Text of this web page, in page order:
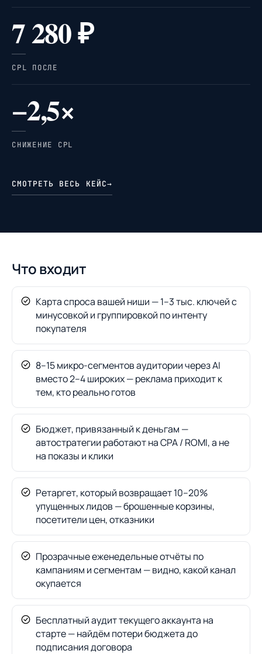
7 280 ₽
CPL ПОСЛЕ
−2,5×
СНИЖЕНИЕ CPL
СМОТРЕТЬ ВЕСЬ КЕЙС→
Что входит
Карта спроса вашей ниши — 1–3 тыс. ключей с
минусовкой и группировкой по интенту
покупателя
8–15 микро-сегментов аудитории через AI
вместо 2–4 широких — реклама приходит к
тем, кто реально готов
Бюджет, привязанный к деньгам —
автостратегии работают на CPA / ROMI, а не
на показы и клики
Ретаргет, который возвращает 10–20%
упущенных лидов — брошенные корзины,
посетители цен, отказники
Прозрачные еженедельные отчёты по
кампаниям и сегментам — видно, какой канал
окупается
Бесплатный аудит текущего аккаунта на
старте — найдём потери бюджета до
подписания договора